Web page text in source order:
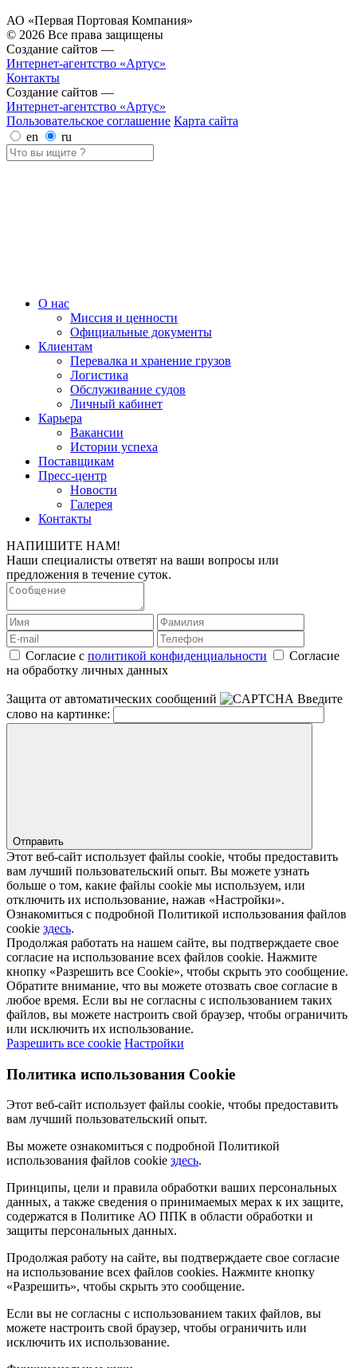
АО «Первая Портовая Компания»
© 2026 Все права защищены
Создание сайтов —
Интернет-агентство «Артус»
Контакты
Создание сайтов —
Интернет-агентство «Артус»
Пользовательское соглашение Карта сайта
en
ru
О нас
Миссия и ценности
Официальные документы
Клиентам
Перевалка и хранение грузов
Логистика
Обслуживание судов
Личный кабинет
Карьера
Вакансии
Истории успеха
Поставщикам
Пресс-центр
Новости
Галерея
Контакты
НАПИШИТЕ НАМ!
Наши специалисты ответят на ваши вопросы или
предложения в течение суток.
Согласие с политикой конфиденциальности
Согласие
на обработку личных данных
Защита от автоматических сообщений
Введите
слово на картинке:
Отправить
Этот веб-сайт использует файлы cookie, чтобы предоставить
вам лучший пользовательский опыт. Вы можете узнать
больше о том, какие файлы cookie мы используем, или
отключить их использование, нажав «Настройки».
Ознакомиться с подробной Политикой использования файлов
cookie здесь.
Продолжая работать на нашем сайте, вы подтверждаете свое
согласие на использование всех файлов cookie. Нажмите
кнопку «Разрешить все Cookie», чтобы скрыть это сообщение.
Обратите внимание, что вы можете отозвать свое согласие в
любое время. Если вы не согласны с использованием таких
файлов, вы можете настроить свой браузер, чтобы ограничить
или исключить их использование.
Разрешить все cookie Настройки
Политика использования Cookie
Этот веб-сайт использует файлы cookie, чтобы предоставить
вам лучший пользовательский опыт.
Вы можете ознакомиться с подробной Политикой
использования файлов cookie здесь.
Принципы, цели и правила обработки ваших персональных
данных, а также сведения о принимаемых мерах к их защите,
содержатся в Политике АО ППК в области обработки и
защиты персональных данных.
Продолжая работу на сайте, вы подтверждаете свое согласие
на использование всех файлов cookies. Нажмите кнопку
«Разрешить», чтобы скрыть это сообщение.
Если вы не согласны с использованием таких файлов, вы
можете настроить свой браузер, чтобы ограничить или
исключить их использование.